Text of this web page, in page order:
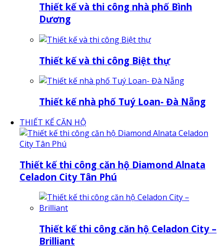
Thiết kế và thi công nhà phố Bình
Dương
Thiết kế và thi công Biệt thự
Thiết kế nhà phố Tuý Loan- Đà Nẵng
THIẾT KẾ CĂN HỘ
Thiết kế thi công căn hộ Diamond Alnata
Celadon City Tân Phú
Thiết kế thi công căn hộ Celadon City –
Brilliant